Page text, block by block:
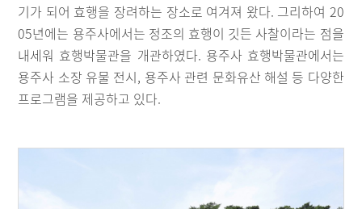
기가 되어 효행을 장려하는 장소로 여겨져 왔다. 그리하여 20
05년에는 용주사에서는 정조의 효행이 깃든 사찰이라는 점을
내세워 효행박물관을 개관하였다. 용주사 효행박물관에서는
용주사 소장 유물 전시, 용주사 관련 문화유산 해설 등 다양한
프로그램을 제공하고 있다.